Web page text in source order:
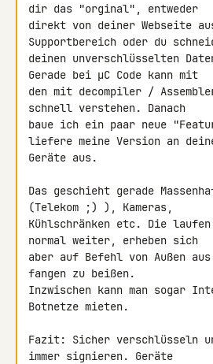
dir das "orginal", entweder
direkt von deiner Webseite
Supportbereich oder du
deinen unverschlüsselten
Gerade bei µC Code kann mit
den mit decompiler /
schnell verstehen. Danach
baue ich ein paar neue
liefere meine Version an
Geräte aus.
Das geschieht gerade
(Telekom ;) ), Kameras,
Kühlschränken etc. Die laufen
normal weiter, erheben sich
aber auf Befehl von Außen
fangen zu beißen.
Inzwischen kann man sogar
Botnetze mieten.
Fazit: Sicher verschlüsseln
immer signieren. Geräte